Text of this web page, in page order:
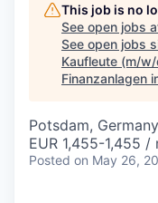
This job is no
See open jobs
See open jobs
Kaufleute (m/
Finanzanlagen
Potsdam, Germany
EUR 1,455-1,455 /
Posted on May 26,